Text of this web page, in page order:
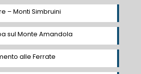
– Monti Simbruini
sul Monte Amandola
alle Ferrate